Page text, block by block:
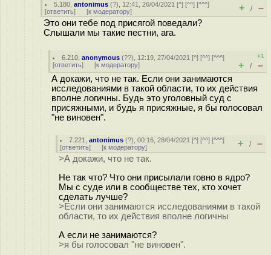
5.180 ,antonimus (?), 12:41, 26/04/2021 [^] [^^] [^^^]
[ответить] [к модератору] + / –
Это они тебе под присягой поведали?
Слышали мы такие пестни, ага.
6.210 ,anonymous (??), 12:19, 27/04/2021 [^] [^^] [^^^]
[ответить] [к модератору]
+1
+ / –
А докажи, что не так. Если они занимаются
исследованиями в такой области, то их действия
вполне логичны. Будь это уголовный суд с
присяжными, и будь я присяжные, я бы голосовал
"не виновен".
7.221 ,antonimus (?), 00:16, 28/04/2021 [^] [^^] [^^^]
[ответить] [к модератору] + / –
>А докажи, что не так.
Не так что? Что они присылали говно в ядро?
Мы с суде или в сообществе тех, кто хочет
сделать лучше?
>Если они занимаются исследованиями в такой
области, то их действия вполне логичны
А если не занимаются?
>я бы голосовал "не виновен".